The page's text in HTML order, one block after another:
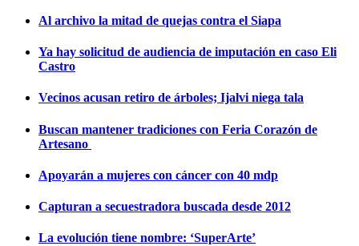
Al archivo la mitad de quejas contra el Siapa
Ya hay solicitud de audiencia de imputación en caso Eli
Castro
Vecinos acusan retiro de árboles; Ijalvi niega tala
Buscan mantener tradiciones con Feria Corazón de
Artesano
Apoyarán a mujeres con cáncer con 40 mdp
Capturan a secuestradora buscada desde 2012
La evolución tiene nombre: ‘SuperArte’